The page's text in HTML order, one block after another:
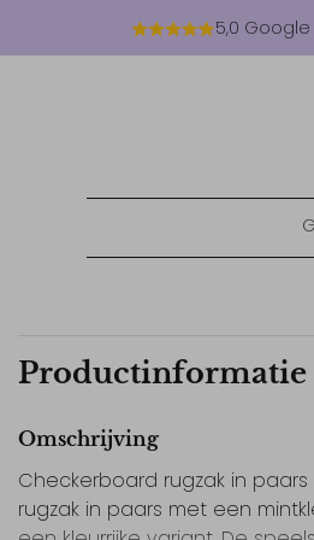
5,0 Google
Productinformatie
Omschrijving
Checkerboard rugzak in
rugzak in paars met een